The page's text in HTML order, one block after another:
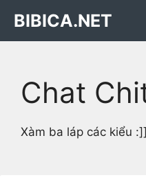
content
BIBICA.NET
Chat
Xàm ba láp các kiểu :]]